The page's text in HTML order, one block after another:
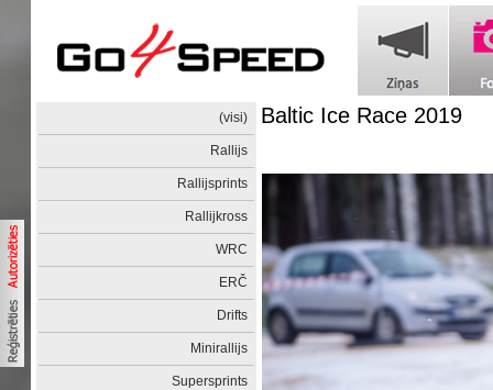
(visi)
Rallijs
Rallijsprints
Rallijkross
WRC
ERČ
Drifts
Minirallijs
Supersprints
Baltic Ice Race 2019